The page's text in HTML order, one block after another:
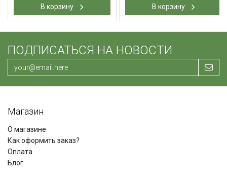
В корзину В корзину
ПОДПИСАТЬСЯ НА НОВОСТИ
Магазин
О магазине
Как оформить заказ?
Оплата
Блог